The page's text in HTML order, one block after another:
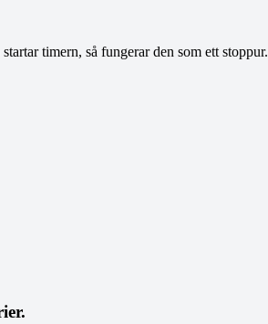
timern, så fungerar den som ett stoppur.